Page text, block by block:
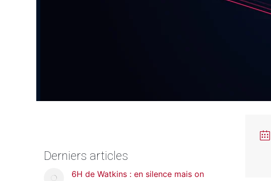
Derniers articles
6H de Watkins : en silence mais on